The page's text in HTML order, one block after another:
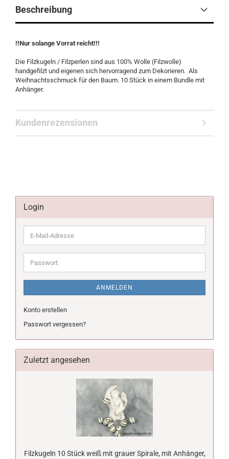
Beschreibung
!!Nur solange Vorrat reicht!!!
Die Filzkugeln / Filzperlen sind aus 100% Wolle (Filzwolle)
handgefilzt und eigenen sich hervorragend zum Dekorieren. Als
Weihnachtsschmuck für den Baum. 10 Stück in einem Bundle mit
Anhänger.
Kundenrezensionen
Login
E-
Mail-
Adresse
Passwort
ANMELDEN
Konto erstellen
Passwort vergessen?
Zuletzt angesehen
Filzkugeln 10 Stück weiß mit grauer Spirale, mit Anhänger,